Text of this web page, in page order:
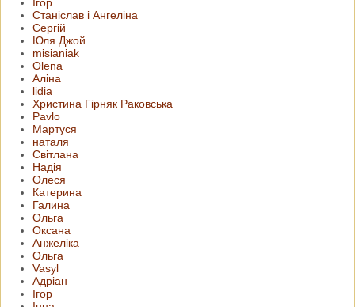
Станіслав і Ангеліна
Сергій
Юля Джой
misianiak
Olena
Аліна
lidia
Христина Гірняк Раковська
Pavlo
Мартуся
наталя
Світлана
Надія
Олеся
Катерина
Галина
Ольга
Оксана
Анжеліка
Ольга
Vasyl
Адріан
Ігор